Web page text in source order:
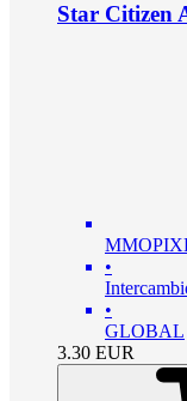
Star Citizen
•
•
GLOBAL
3.30 EUR